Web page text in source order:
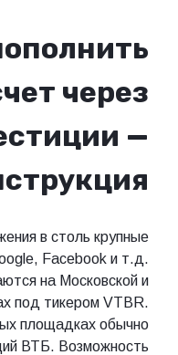
через
—
в столь крупные
Facebook и т.д.
на Московской и
под тикером VTBR.
площадках обычно
ВТБ. Возможность